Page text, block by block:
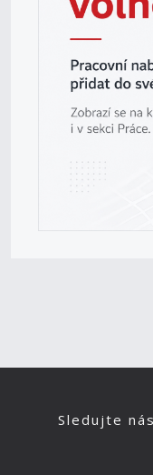
Sledujte